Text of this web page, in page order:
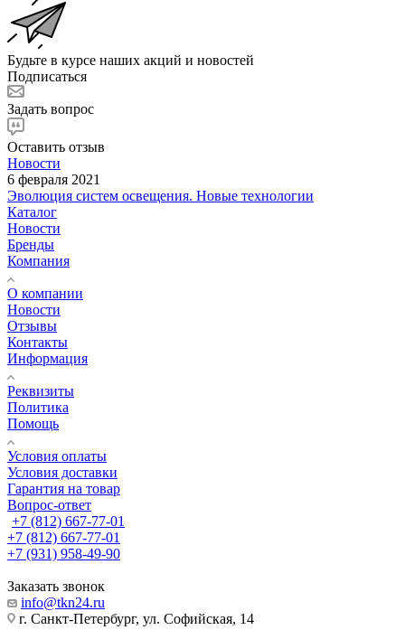
Будьте в курсе наших акций и новостей
Подписаться
Задать вопрос
Оставить отзыв
Новости
6 февраля 2021
Эволюция систем освещения. Новые технологии
Каталог
Новости
Бренды
Компания
О компании
Новости
Отзывы
Контакты
Информация
Реквизиты
Политика
Помощь
Условия оплаты
Условия доставки
Гарантия на товар
Вопрос-ответ
+7 (812) 667-77-01
+7 (812) 667-77-01
+7 (931) 958-49-90
Заказать звонок
info@tkn24.ru
г. Санкт-Петербург, ул. Софийская, 14